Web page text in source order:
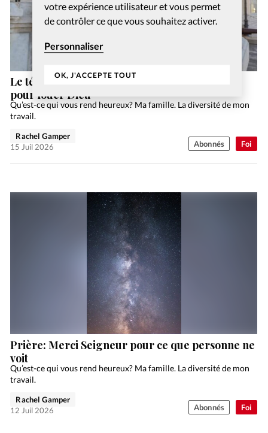
votre expérience utilisateur et vous permet
de contrôler ce que vous souhaitez activer.
Personnaliser
OK, J'ACCEPTE TOUT
Foi
Le témoignage d’Ivanoé: la langue des signes
pour louer Dieu
Qu’est-ce qui vous rend heureux? Ma famille. La diversité de mon
travail.
Rachel Gamper
15 Juil 2026
Abonnés
Foi
Prière: Merci Seigneur pour ce que personne ne
voit
Qu’est-ce qui vous rend heureux? Ma famille. La diversité de mon
travail.
Rachel Gamper
12 Juil 2026
Abonnés